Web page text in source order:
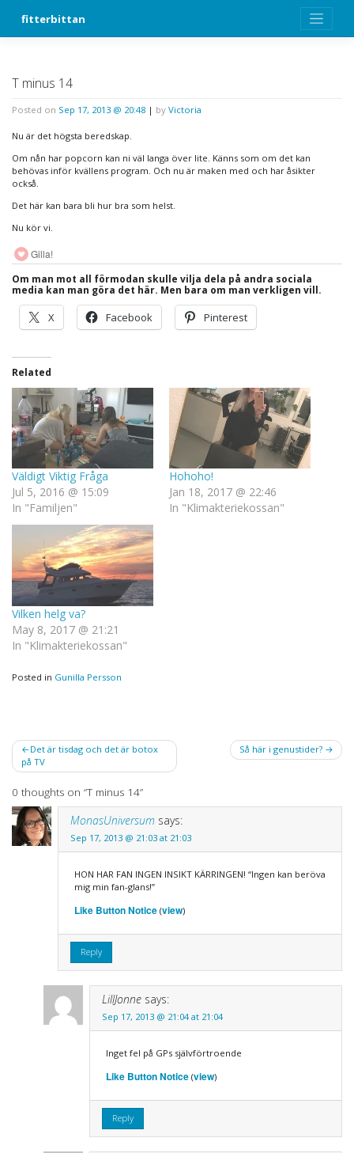
fitterbittan
T minus 14
Posted on Sep 17, 2013 @ 20:48 | by Victoria
Nu är det högsta beredskap.
Om nån har popcorn kan ni väl langa över lite. Känns som om det kan
behövas inför kvällens program. Och nu är maken med och har åsikter
också.
Det här kan bara bli hur bra som helst.
Nu kör vi.
Gilla!
Om man mot all förmodan skulle vilja dela på andra sociala
media kan man göra det här. Men bara om man verkligen vill.
X Facebook Pinterest
Related
Väldigt Viktig Fråga
Jul 5, 2016 @ 15:09
In "Familjen"
Hohoho!
Jan 18, 2017 @ 22:46
In "Klimakteriekossan"
Vilken helg va?
May 8, 2017 @ 21:21
In "Klimakteriekossan"
Posted in Gunilla Persson
Post
navigation
Det är tisdag och det är botox
på TV
Så här i genustider?
0 thoughts on “T minus 14”
MonasUniversum says:
Sep 17, 2013 @ 21:03 at 21:03
HON HAR FAN INGEN INSIKT KÄRRINGEN! “Ingen kan beröva
mig min fan-glans!”
Like Button Notice(view)
Reply
LillJonne says:
Sep 17, 2013 @ 21:04 at 21:04
Inget fel på GPs självförtroende
Like Button Notice(view)
Reply